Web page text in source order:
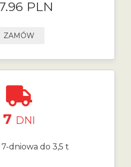
PLN
ZAMÓW
7 DNI
dniowa do 3,5 t